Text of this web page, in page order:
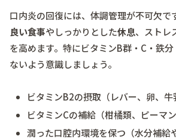
口内炎の回復には、体調管理が不可欠で
良い食事やしっかりとした休息、ストレ
を高めます。特にビタミンB群・C・鉄
ないよう意識しましょう。
ビタミンB2の摂取（レバー、卵、牛
ビタミンCの補給（柑橘類、ピーマ
潤った口腔内環境を保つ（水分補給